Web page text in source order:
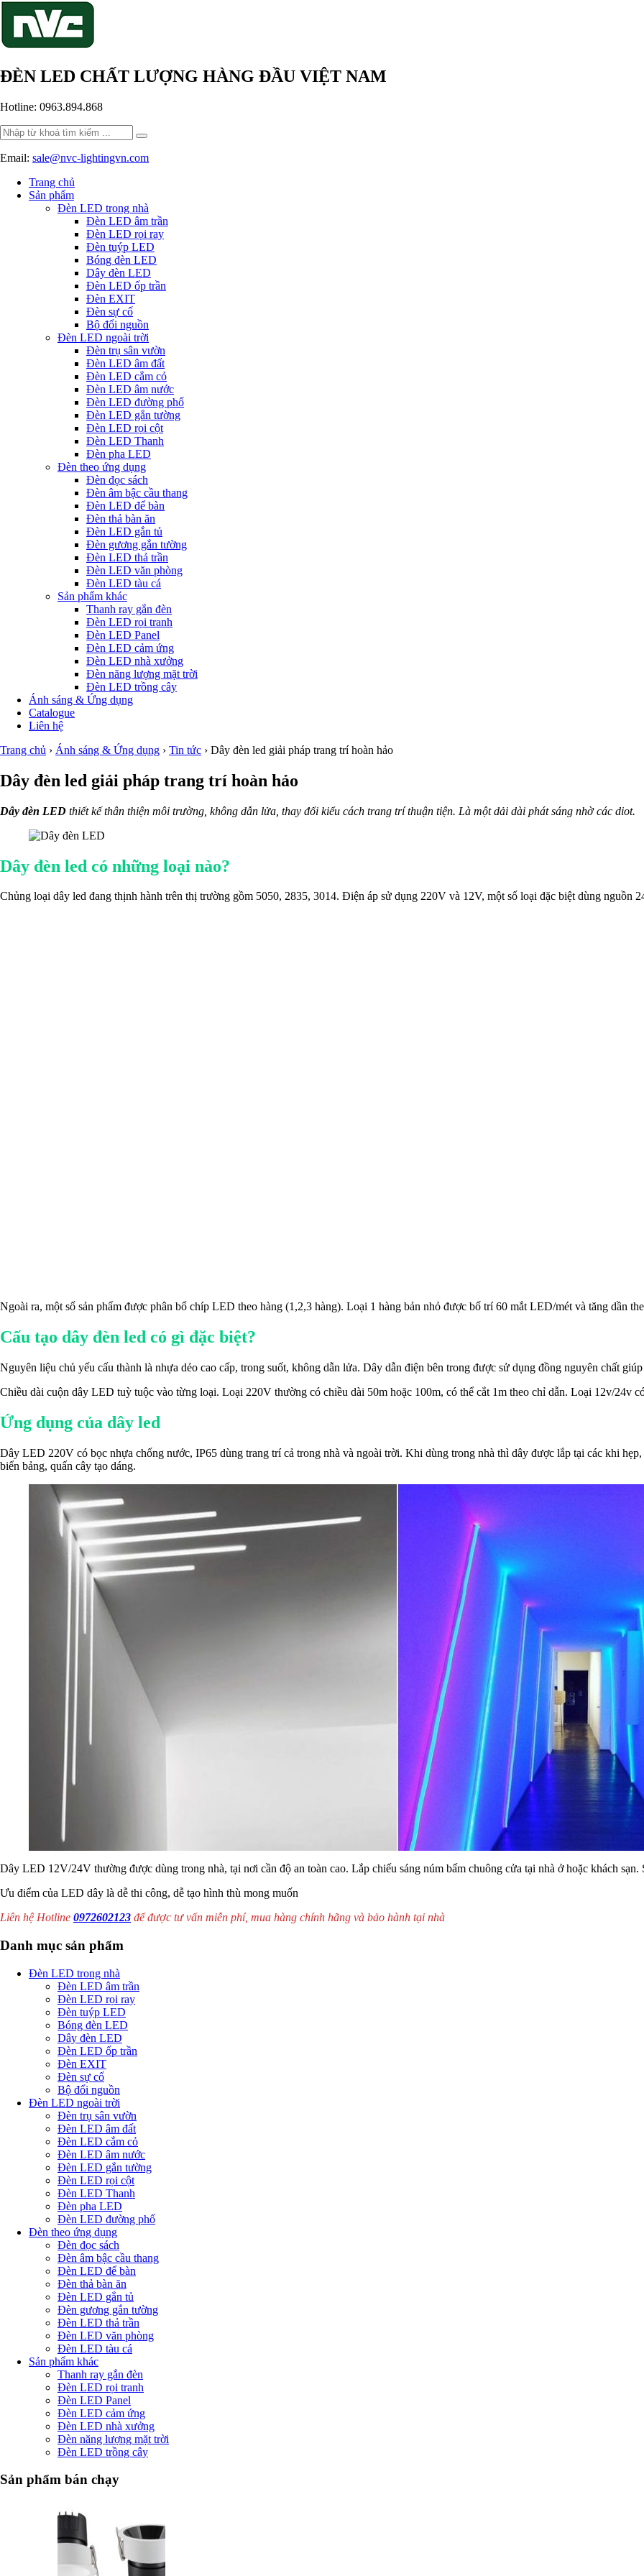
ĐÈN LED CHẤT LƯỢNG HÀNG ĐẦU VIỆT NAM
Hotline: 0963.894.868
Search
for:
Email: sale@nvc-lightingvn.com
Trang chủ
Sản phẩm
Đèn LED trong nhà
Đèn LED âm trần
Đèn LED rọi ray
Đèn tuýp LED
Bóng đèn LED
Dây đèn LED
Đèn LED ốp trần
Đèn EXIT
Đèn sự cố
Bộ đổi nguồn
Đèn LED ngoài trời
Đèn trụ sân vườn
Đèn LED âm đất
Đèn LED cắm cỏ
Đèn LED âm nước
Đèn LED đường phố
Đèn LED gắn tường
Đèn LED rọi cột
Đèn LED Thanh
Đèn pha LED
Đèn theo ứng dụng
Đèn đọc sách
Đèn âm bậc cầu thang
Đèn LED để bàn
Đèn thả bàn ăn
Đèn LED gắn tủ
Đèn gương gắn tường
Đèn LED thả trần
Đèn LED văn phòng
Đèn LED tàu cá
Sản phẩm khác
Thanh ray gắn đèn
Đèn LED rọi tranh
Đèn LED Panel
Đèn LED cảm ứng
Đèn LED nhà xưởng
Đèn năng lượng mặt trời
Đèn LED trồng cây
Ánh sáng & Ứng dụng
Catalogue
Liên hệ
Trang chủ › Ánh sáng & Ứng dụng › Tin tức › Dây đèn led giải pháp trang trí hoàn hảo
Dây đèn led giải pháp trang trí hoàn hảo
Dây đèn LED thiết kế thân thiện môi trường, không dẫn lửa, thay đổi kiểu cách trang trí thuận tiện. Là một dải dài phát sáng nhờ các diot.
Dây đèn led có những loại nào?
Chủng loại dây led đang thịnh hành trên thị trường gồm 5050, 2835, 3014. Điện áp sử dụng 220V và 12V, một số loại đặc biệt dùng nguồn
Ngoài ra, một số sản phẩm được phân bổ chíp LED theo hàng (1,2,3 hàng). Loại 1 hàng bản nhỏ được bố trí 60 mắt LED/mét và tăng dần
Cấu tạo dây đèn led có gì đặc biệt?
Nguyên liệu chủ yếu cấu thành là nhựa dẻo cao cấp, trong suốt, không dẫn lửa. Dây dẫn điện bên trong được sử dụng đồng nguyên chất
Chiều dài cuộn dây LED tuỳ tuộc vào từng loại. Loại 220V thường có chiều dài 50m hoặc 100m, có thể cắt 1m theo chỉ dẫn. Loại 12v/24v
Ứng dụng của dây led
Dây LED 220V có bọc nhựa chống nước, IP65 dùng trang trí cả trong nhà và ngoài trời. Khi dùng trong nhà thì dây được lắp tại các khi
biển bảng, quấn cây tạo dáng.
Dây LED 12V/24V thường được dùng trong nhà, tại nơi cần độ an toàn cao. Lắp chiếu sáng núm bấm chuông cửa tại nhà ở hoặc khách
Ưu điểm của LED dây là dễ thi công, dễ tạo hình thù mong muốn
Liên hệ Hotline 0972602123 để được tư vấn miễn phí, mua hàng chính hãng và bảo hành tại nhà
Danh mục sản phẩm
Đèn LED trong nhà
Đèn LED âm trần
Đèn LED rọi ray
Đèn tuýp LED
Bóng đèn LED
Dây đèn LED
Đèn LED ốp trần
Đèn EXIT
Đèn sự cố
Bộ đổi nguồn
Đèn LED ngoài trời
Đèn trụ sân vườn
Đèn LED âm đất
Đèn LED cắm cỏ
Đèn LED âm nước
Đèn LED gắn tường
Đèn LED rọi cột
Đèn LED Thanh
Đèn pha LED
Đèn LED đường phố
Đèn theo ứng dụng
Đèn đọc sách
Đèn âm bậc cầu thang
Đèn LED để bàn
Đèn thả bàn ăn
Đèn LED gắn tủ
Đèn gương gắn tường
Đèn LED thả trần
Đèn LED văn phòng
Đèn LED tàu cá
Sản phẩm khác
Thanh ray gắn đèn
Đèn LED rọi tranh
Đèn LED Panel
Đèn LED cảm ứng
Đèn LED nhà xưởng
Đèn năng lượng mặt trời
Đèn LED trồng cây
Sản phẩm bán chạy